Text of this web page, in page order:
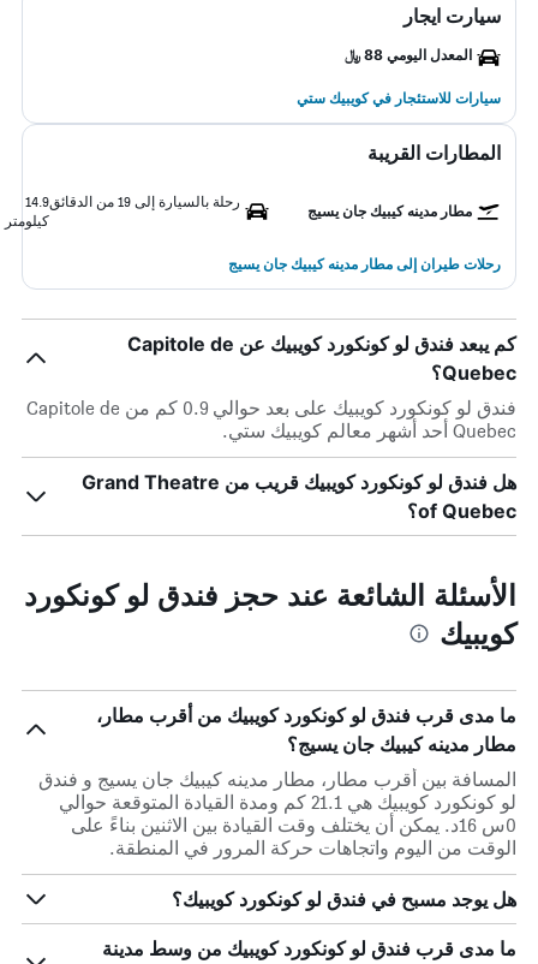
سيارت ايجار
المعدل اليومي 88 ﷼
سيارات للاستئجار في كويبيك ستي
المطارات القريبة
مطار مدينه كيبيك جان يسيج
رحلة بالسيارة إلى 19 من الدقائق
14.9
كيلومتر
رحلات طيران إلى مطار مدينه كيبيك جان يسيج
كم يبعد فندق لو كونكورد كويبيك عن Capitole de
Quebec؟
فندق لو كونكورد كويبيك على بعد حوالي 0.9 كم من Capitole de
Quebec أحد أشهر معالم كويبيك ستي.
هل فندق لو كونكورد كويبيك قريب من Grand Theatre
of Quebec؟
الأسئلة الشائعة عند حجز فندق لو كونكورد
كويبيك
ما مدى قرب فندق لو كونكورد كويبيك من أقرب مطار،
مطار مدينه كيبيك جان يسيج؟
المسافة بين أقرب مطار، مطار مدينه كيبيك جان يسيج و فندق
لو كونكورد كويبيك هي 21.1 كم ومدة القيادة المتوقعة حوالي
0س 16د. يمكن أن يختلف وقت القيادة بين الاثنين بناءً على
الوقت من اليوم واتجاهات حركة المرور في المنطقة.
هل يوجد مسبح في فندق لو كونكورد كويبيك؟
ما مدى قرب فندق لو كونكورد كويبيك من وسط مدينة